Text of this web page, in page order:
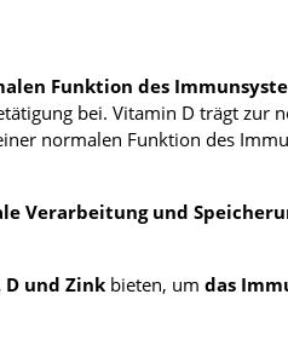
Funktion des
bei. Vitamin D trägt zur
normalen Funktion des
Verarbeitung und
D und Zink bieten, um das